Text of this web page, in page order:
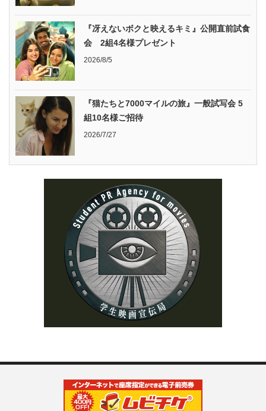
『冴えないボクと映えるキミ』公開直前試食
会 2組4名様プレゼント
2026/8/5
『猫たちと7000マイルの旅』一般試写会 5
組10名様ご招待
2026/7/27